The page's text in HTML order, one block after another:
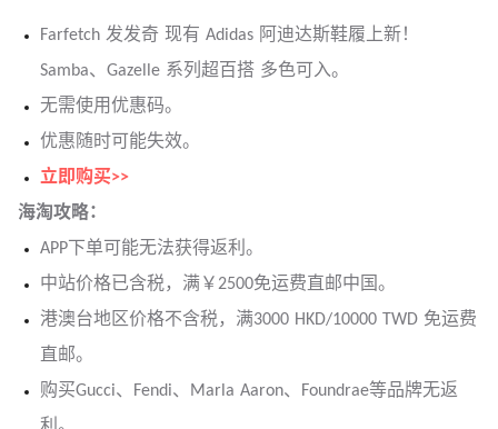
Farfetch 发发奇 现有 Adidas 阿迪达斯鞋履上新！
Samba、Gazelle 系列超百搭 多色可入。
无需使用优惠码。
优惠随时可能失效。
立即购买>>
海淘攻略：
APP下单可能无法获得返利。
中站价格已含税，满￥2500免运费直邮中国。
港澳台地区价格不含税，满3000 HKD/10000 TWD 免运费
直邮。
购买Gucci、Fendi、Marla Aaron、Foundrae等品牌无返